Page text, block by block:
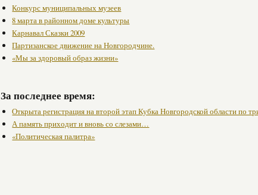
Конкурс муниципальных музеев
8 марта в районном доме культуры
Карнавал Сказки 2009
Партизанское движение на Новгородчине.
«Мы за здоровый образ жизни»
За последнее время:
Открыта регистрация на второй этап Кубка Новгородской области по
А память приходит и вновь со слезами…
«Политическая палитра»